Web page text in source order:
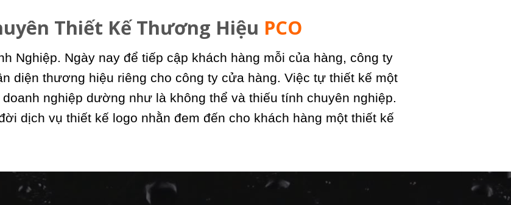
Thiết Kế Thương Hiệu PCO
Nghiệp. Ngày nay để tiếp cập khách hàng mỗi của hàng, công ty
diện thương hiệu riêng cho công ty cửa hàng. Việc tự thiết kế một
nghiệp dường như là không thể và thiếu tính chuyên nghiệp.
dịch vụ thiết kế logo nhằn đem đến cho khách hàng một thiết kế